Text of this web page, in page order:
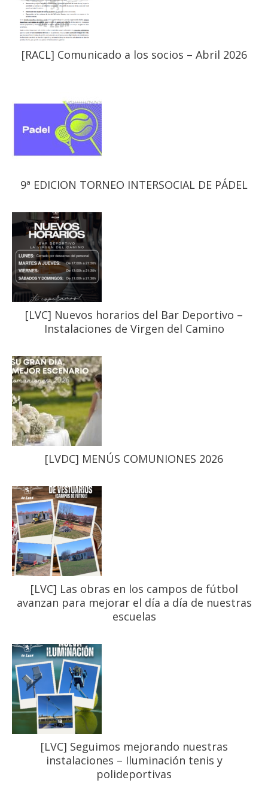
[RACL] Comunicado a los socios – Abril 2026
9ª EDICION TORNEO INTERSOCIAL DE PÁDEL
[LVC] Nuevos horarios del Bar Deportivo –
Instalaciones de Virgen del Camino
[LVDC] MENÚS COMUNIONES 2026
[LVC] Las obras en los campos de fútbol
avanzan para mejorar el día a día de nuestras
escuelas
[LVC] Seguimos mejorando nuestras
instalaciones – Iluminación tenis y
polideportivas